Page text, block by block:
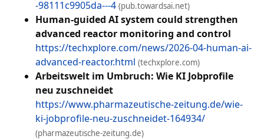
-98111c9905da---4 (pub.towardsai.net)
Human-guided AI system could strengthen
advanced reactor monitoring and control
https://techxplore.com/news/2026-04-human-ai-
advanced-reactor.html (techxplore.com)
Arbeitswelt im Umbruch: Wie KI Jobprofile
neu zuschneidet
https://www.pharmazeutische-zeitung.de/wie-
ki-jobprofile-neu-zuschneidet-164934/
(pharmazeutische-zeitung.de)